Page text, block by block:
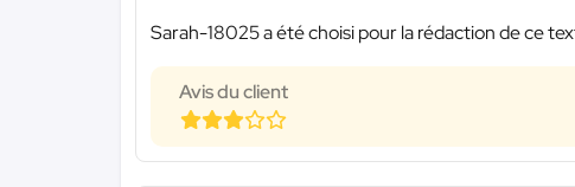
Sarah-18025 a été choisi pour la rédaction de ce
Avis du client